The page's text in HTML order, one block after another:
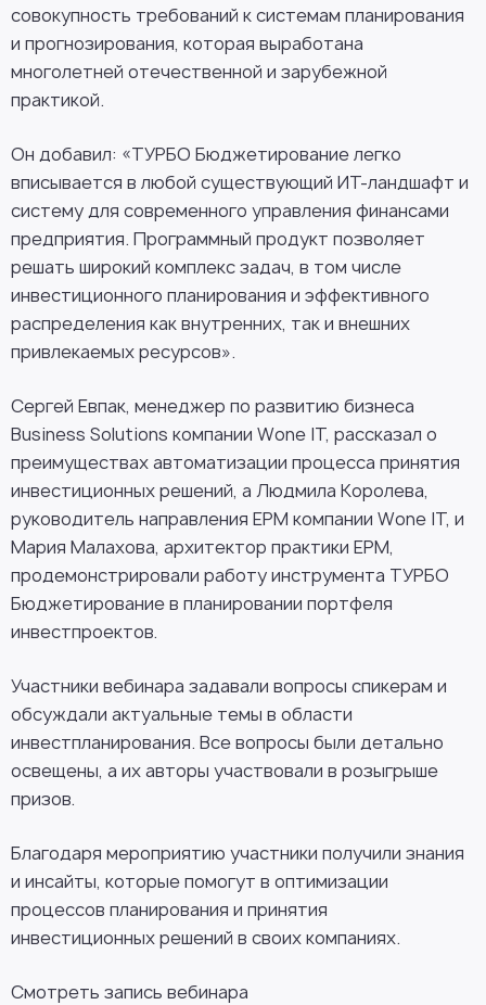
совокупность требований к системам планирования
и прогнозирования, которая выработана
многолетней отечественной и зарубежной
практикой.
Он добавил: «ТУРБО Бюджетирование легко
вписывается в любой существующий ИТ-ландшафт и
систему для современного управления финансами
предприятия. Программный продукт позволяет
решать широкий комплекс задач, в том числе
инвестиционного планирования и эффективного
распределения как внутренних, так и внешних
привлекаемых ресурсов».
Сергей Евпак, менеджер по развитию бизнеса
Business Solutions компании Wone IT, рассказал о
преимуществах автоматизации процесса принятия
инвестиционных решений, а Людмила Королева,
руководитель направления EPM компании Wone IT, и
Мария Малахова, архитектор практики ЕРМ,
продемонстрировали работу инструмента ТУРБО
Бюджетирование в планировании портфеля
инвестпроектов.
Участники вебинара задавали вопросы спикерам и
обсуждали актуальные темы в области
инвестпланирования. Все вопросы были детально
освещены, а их авторы участвовали в розыгрыше
призов.
Благодаря мероприятию участники получили знания
и инсайты, которые помогут в оптимизации
процессов планирования и принятия
инвестиционных решений в своих компаниях.
Смотреть запись вебинара